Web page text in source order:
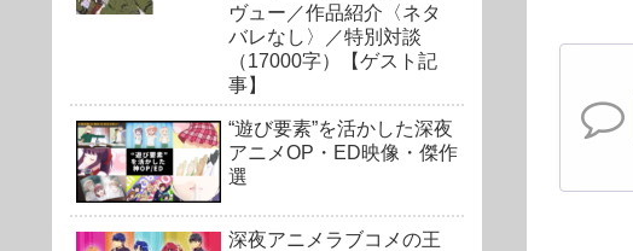
ヴュー／作品紹介〈ネタ
バレなし〉／特別対談
（17000字）【ゲスト記
事】
“遊び要素”を活かした深夜
アニメOP・ED映像・傑作
選
深夜アニメラブコメの王